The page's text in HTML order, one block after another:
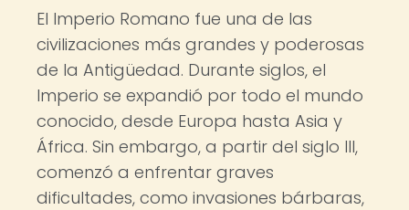
El Imperio Romano fue una de las
civilizaciones más grandes y poderosas
de la Antigüedad. Durante siglos, el
Imperio se expandió por todo el mundo
conocido, desde Europa hasta Asia y
África. Sin embargo, a partir del siglo III,
comenzó a enfrentar graves
dificultades, como invasiones bárbaras,